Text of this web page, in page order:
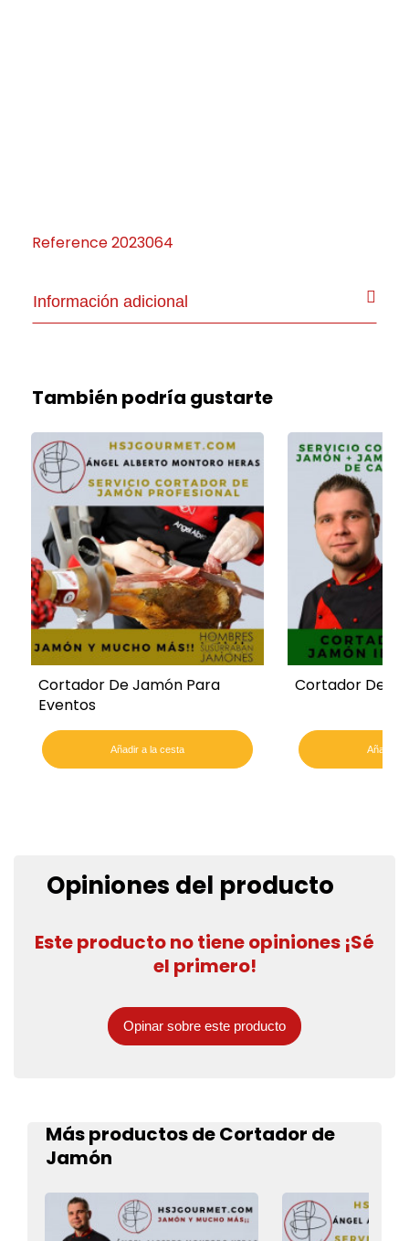
Reference2023064
Información adicional
También podría gustarte
Cortador De Jamón Para
Eventos
Añadir a la cesta
Cortador De
Añadir a
Opiniones del producto
Este producto no tiene opiniones ¡Sé
el primero!
Opinar sobre este producto
Más productos de Cortador de
Jamón